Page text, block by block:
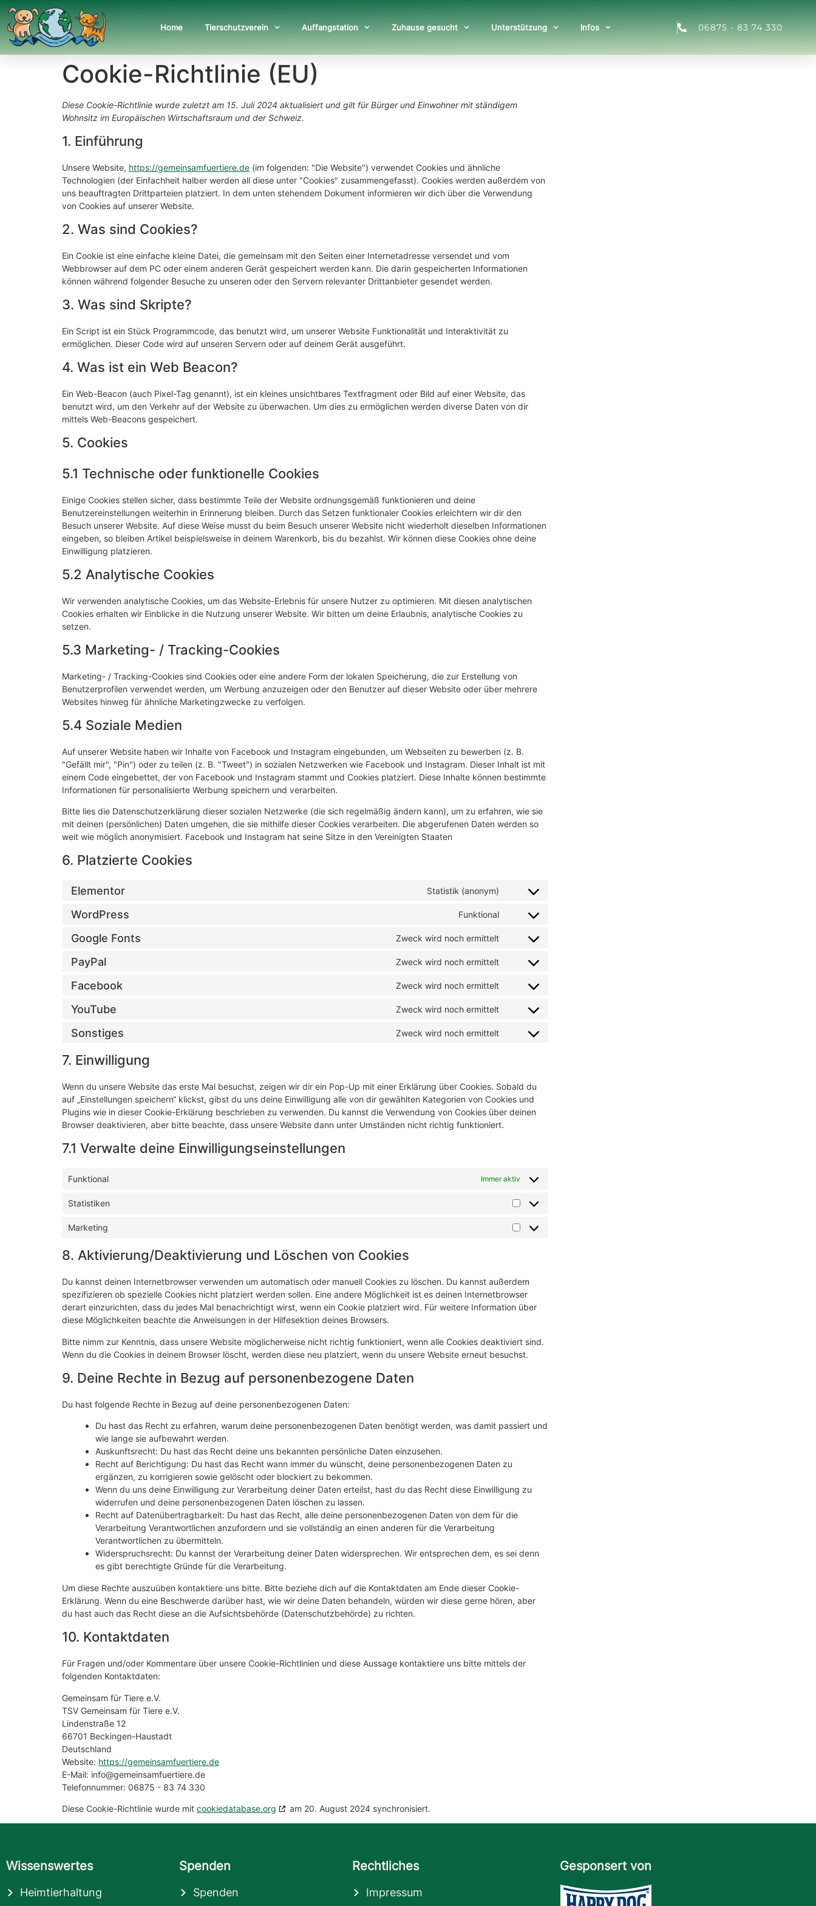
Home Tierschutzverein Auffangstation Zuhause gesucht Unterstützung Infos 06875 - 83 74 330
Cookie-Richtlinie (EU)
Diese Cookie-Richtlinie wurde zuletzt am 15. Juli 2024 aktualisiert und gilt für Bürger und Einwohner mit ständigem
Wohnsitz im Europäischen Wirtschaftsraum und der Schweiz.
1. Einführung
Unsere Website, https://gemeinsamfuertiere.de (im folgenden: "Die Website") verwendet Cookies und ähnliche
Technologien (der Einfachheit halber werden all diese unter "Cookies" zusammengefasst). Cookies werden außerdem von
uns beauftragten Drittparteien platziert. In dem unten stehendem Dokument informieren wir dich über die Verwendung
von Cookies auf unserer Website.
2. Was sind Cookies?
Ein Cookie ist eine einfache kleine Datei, die gemeinsam mit den Seiten einer Internetadresse versendet und vom
Webbrowser auf dem PC oder einem anderen Gerät gespeichert werden kann. Die darin gespeicherten Informationen
können während folgender Besuche zu unseren oder den Servern relevanter Drittanbieter gesendet werden.
3. Was sind Skripte?
Ein Script ist ein Stück Programmcode, das benutzt wird, um unserer Website Funktionalität und Interaktivität zu
ermöglichen. Dieser Code wird auf unseren Servern oder auf deinem Gerät ausgeführt.
4. Was ist ein Web Beacon?
Ein Web-Beacon (auch Pixel-Tag genannt), ist ein kleines unsichtbares Textfragment oder Bild auf einer Website, das
benutzt wird, um den Verkehr auf der Website zu überwachen. Um dies zu ermöglichen werden diverse Daten von dir
mittels Web-Beacons gespeichert.
5. Cookies
5.1 Technische oder funktionelle Cookies
Einige Cookies stellen sicher, dass bestimmte Teile der Website ordnungsgemäß funktionieren und deine
Benutzereinstellungen weiterhin in Erinnerung bleiben. Durch das Setzen funktionaler Cookies erleichtern wir dir den
Besuch unserer Website. Auf diese Weise musst du beim Besuch unserer Website nicht wiederholt dieselben Informationen
eingeben, so bleiben Artikel beispielsweise in deinem Warenkorb, bis du bezahlst. Wir können diese Cookies ohne deine
Einwilligung platzieren.
5.2 Analytische Cookies
Wir verwenden analytische Cookies, um das Website-Erlebnis für unsere Nutzer zu optimieren. Mit diesen analytischen
Cookies erhalten wir Einblicke in die Nutzung unserer Website. Wir bitten um deine Erlaubnis, analytische Cookies zu
setzen.
5.3 Marketing- / Tracking-Cookies
Marketing- / Tracking-Cookies sind Cookies oder eine andere Form der lokalen Speicherung, die zur Erstellung von
Benutzerprofilen verwendet werden, um Werbung anzuzeigen oder den Benutzer auf dieser Website oder über mehrere
Websites hinweg für ähnliche Marketingzwecke zu verfolgen.
5.4 Soziale Medien
Auf unserer Website haben wir Inhalte von Facebook und Instagram eingebunden, um Webseiten zu bewerben (z. B.
"Gefällt mir", "Pin") oder zu teilen (z. B. "Tweet") in sozialen Netzwerken wie Facebook und Instagram. Dieser Inhalt ist mit
einem Code eingebettet, der von Facebook und Instagram stammt und Cookies platziert. Diese Inhalte können bestimmte
Informationen für personalisierte Werbung speichern und verarbeiten.
Bitte lies die Datenschutzerklärung dieser sozialen Netzwerke (die sich regelmäßig ändern kann), um zu erfahren, wie sie
mit deinen (persönlichen) Daten umgehen, die sie mithilfe dieser Cookies verarbeiten. Die abgerufenen Daten werden so
weit wie möglich anonymisiert. Facebook und Instagram hat seine Sitze in den Vereinigten Staaten
6. Platzierte Cookies
Elementor Statistik (anonym)
WordPress Funktional
Google Fonts Zweck wird noch ermittelt
PayPal Zweck wird noch ermittelt
Facebook Zweck wird noch ermittelt
YouTube Zweck wird noch ermittelt
Sonstiges Zweck wird noch ermittelt
7. Einwilligung
Wenn du unsere Website das erste Mal besuchst, zeigen wir dir ein Pop-Up mit einer Erklärung über Cookies. Sobald du
auf „Einstellungen speichern“ klickst, gibst du uns deine Einwilligung alle von dir gewählten Kategorien von Cookies und
Plugins wie in dieser Cookie-Erklärung beschrieben zu verwenden. Du kannst die Verwendung von Cookies über deinen
Browser deaktivieren, aber bitte beachte, dass unsere Website dann unter Umständen nicht richtig funktioniert.
7.1 Verwalte deine Einwilligungseinstellungen
Funktional Immer aktiv
Statistiken
Marketing
8. Aktivierung/Deaktivierung und Löschen von Cookies
Du kannst deinen Internetbrowser verwenden um automatisch oder manuell Cookies zu löschen. Du kannst außerdem
spezifizieren ob spezielle Cookies nicht platziert werden sollen. Eine andere Möglichkeit ist es deinen Internetbrowser
derart einzurichten, dass du jedes Mal benachrichtigt wirst, wenn ein Cookie platziert wird. Für weitere Information über
diese Möglichkeiten beachte die Anweisungen in der Hilfesektion deines Browsers.
Bitte nimm zur Kenntnis, dass unsere Website möglicherweise nicht richtig funktioniert, wenn alle Cookies deaktiviert sind.
Wenn du die Cookies in deinem Browser löscht, werden diese neu platziert, wenn du unsere Website erneut besuchst.
9. Deine Rechte in Bezug auf personenbezogene Daten
Du hast folgende Rechte in Bezug auf deine personenbezogenen Daten:
Du hast das Recht zu erfahren, warum deine personenbezogenen Daten benötigt werden, was damit passiert und
wie lange sie aufbewahrt werden.
Auskunftsrecht: Du hast das Recht deine uns bekannten persönliche Daten einzusehen.
Recht auf Berichtigung: Du hast das Recht wann immer du wünscht, deine personenbezogenen Daten zu
ergänzen, zu korrigieren sowie gelöscht oder blockiert zu bekommen.
Wenn du uns deine Einwilligung zur Verarbeitung deiner Daten erteilst, hast du das Recht diese Einwilligung zu
widerrufen und deine personenbezogenen Daten löschen zu lassen.
Recht auf Datenübertragbarkeit: Du hast das Recht, alle deine personenbezogenen Daten von dem für die
Verarbeitung Verantwortlichen anzufordern und sie vollständig an einen anderen für die Verarbeitung
Verantwortlichen zu übermitteln.
Widerspruchsrecht: Du kannst der Verarbeitung deiner Daten widersprechen. Wir entsprechen dem, es sei denn
es gibt berechtigte Gründe für die Verarbeitung.
Um diese Rechte auszuüben kontaktiere uns bitte. Bitte beziehe dich auf die Kontaktdaten am Ende dieser Cookie-
Erklärung. Wenn du eine Beschwerde darüber hast, wie wir deine Daten behandeln, würden wir diese gerne hören, aber
du hast auch das Recht diese an die Aufsichtsbehörde (Datenschutzbehörde) zu richten.
10. Kontaktdaten
Für Fragen und/oder Kommentare über unsere Cookie-Richtlinien und diese Aussage kontaktiere uns bitte mittels der
folgenden Kontaktdaten:
Gemeinsam für Tiere e.V.
TSV Gemeinsam für Tiere e.V.
Lindenstraße 12
66701 Beckingen-Haustadt
Deutschland
Website: https://gemeinsamfuertiere.de
E-Mail: info@gemeinsamfuertiere.de
Telefonnummer: 06875 - 83 74 330
Diese Cookie-Richtlinie wurde mit cookiedatabase.org am 20. August 2024 synchronisiert.
Wissenswertes
Heimtierhaltung
Spenden
Spenden
Rechtliches
Impressum
Gesponsert von